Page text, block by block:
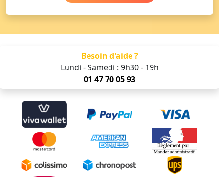
Besoin d'aide ?
Lundi - Samedi : 9h30 - 19h
01 47 70 05 93